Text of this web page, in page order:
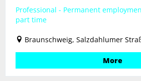
Professional - Permanent
part time
Braunschweig, Salzdahlumer
More